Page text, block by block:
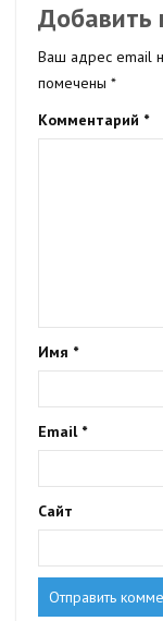
Добавить
Ваш адрес email
помечены *
Комментарий *
Имя *
Email *
Сайт